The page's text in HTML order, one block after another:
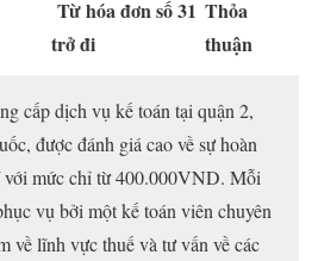
Từ hóa đơn số 31
trở đi
Thỏa
thuận
cấp dịch vụ kế toán tại quận 2,
được đánh giá cao về sự hoàn
với mức chỉ từ 400.000VND. Mỗi
vụ bởi một kế toán viên chuyên
về lĩnh vực thuế và tư vấn về các